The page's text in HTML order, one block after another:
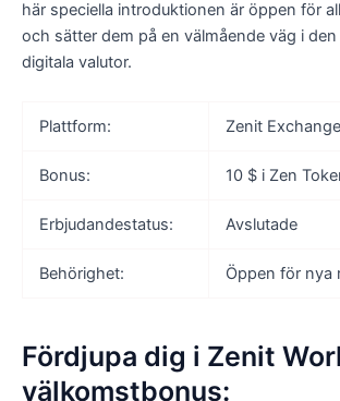
här speciella introduktionen är öppen för
och sätter dem på en välmående väg i
digitala valutor.
Plattform: Zenit Exchange
Bonus: 10 $ i Zen
Erbjudandestatus: Avslutade
Behörighet: Öppen för nya
Fördjupa dig i Zenit
välkomstbonus: